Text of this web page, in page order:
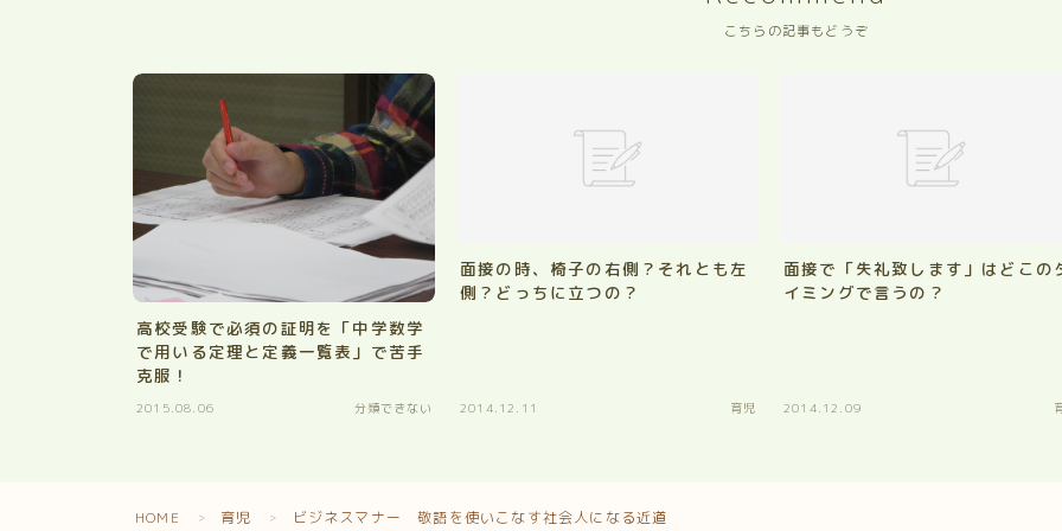
こちらの記事もどうぞ
高校受験で必須の証明を「中学数学
で用いる定理と定義一覧表」で苦手
克服！
2015.08.06 分類できない
面接の時、椅子の右側？それとも左
側？どっちに立つの？
2014.12.11 育児
面接で「失礼致します」はどこの
イミングで言うの？
2014.12.09
HOME ＞ 育児 ＞ ビジネスマナー 敬語を使いこなす社会人になる近道